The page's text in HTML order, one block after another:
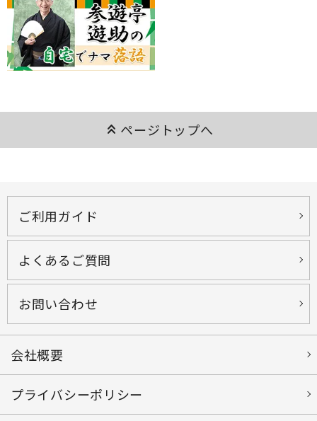
keyboard_double_arrow_up ページトップへ
ご利用ガイド
よくあるご質問
お問い合わせ
会社概要
プライバシーポリシー